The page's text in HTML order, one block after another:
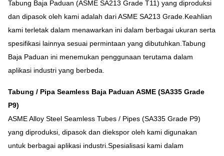
Tabung Baja Paduan (ASME SA213 Grade T11) yang diproduksi
dan dipasok oleh kami adalah dari ASME SA213 Grade.Keahlian
kami terletak dalam menawarkan ini dalam berbagai ukuran serta
spesifikasi lainnya sesuai permintaan yang dibutuhkan.Tabung
Baja Paduan ini menemukan penggunaan terutama dalam
aplikasi industri yang berbeda.
Tabung / Pipa Seamless Baja Paduan ASME (SA335 Grade
P9)
ASME Alloy Steel Seamless Tubes / Pipes (SA335 Grade P9)
yang diproduksi, dipasok dan diekspor oleh kami digunakan
untuk berbagai aplikasi industri.Spesialisasi kami dalam